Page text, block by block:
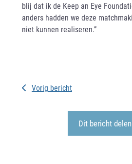
blij dat ik de Keep an Eye
anders hadden we deze
niet kunnen realiseren.”
Vorig bericht
Dit bericht delen